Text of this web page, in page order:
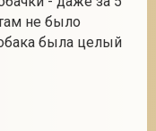
не было
была целый